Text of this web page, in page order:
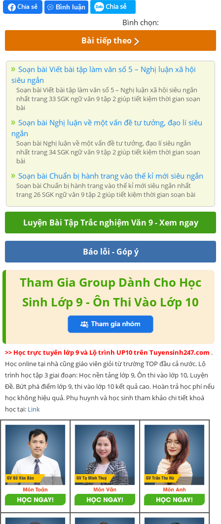
Chia sẻ Bình luận Chia sẻ
Bình chọn:
Bài tiếp theo
Soạn bài Viết bài tập làm văn số 5 – Nghị luận xã hội
siêu ngắn
Soạn bài Viết bài tập làm văn số 5 – Nghị luận xã hội siêu ngắn
nhất trang 33 SGK ngữ văn 9 tập 2 giúp tiết kiệm thời gian soạn
bài
Soạn bài Nghị luận về một vấn đề tư tưởng, đạo lí siêu
ngắn
Soạn bài Nghị luận về một vấn đề tư tưởng, đạo lí siêu ngắn
nhất trang 34 SGK ngữ văn 9 tập 2 giúp tiết kiệm thời gian soạn
bài
Soạn bài Chuẩn bị hành trang vào thế kỉ mới siêu ngắn
Soạn bài Chuẩn bị hành trang vào thế kỉ mới siêu ngắn nhất
trang 26 SGK ngữ văn 9 tập 2 giúp tiết kiệm thời gian soạn bài
Luyện Bài Tập Trắc nghiệm Văn 9 - Xem ngay
Báo lỗi - Góp ý
Tham Gia Group Dành Cho Học
Sinh Lớp 9 - Ôn Thi Vào Lớp 10
>> Học trực tuyến lớp 9 và Lộ trình UP10 trên Tuyensinh247.com .
Học online tại nhà cũng giáo viên giỏi từ trường TOP đầu cả nước. Lộ
trình học tập 3 giai đoạn: Học nền tảng lớp 9, Ôn thi vào lớp 10, Luyện
Đề. Bứt phá điểm lớp 9, thi vào lớp 10 kết quả cao. Hoàn trả học phí nếu
học không hiệu quả. Phụ huynh và học sinh tham khảo chi tiết khoá
học tại: Link